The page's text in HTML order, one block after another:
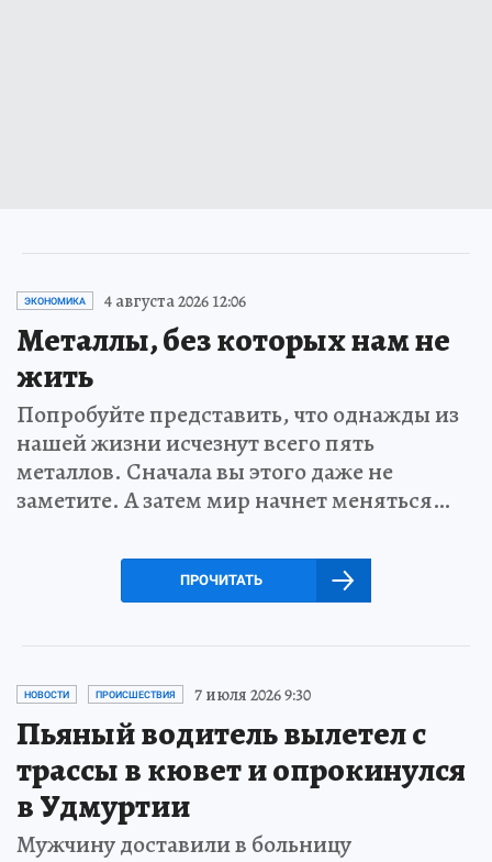
ЭКОНОМИКА 4 августа 2026 12:06
Металлы, без которых нам не
жить
Попробуйте представить, что однажды из
нашей жизни исчезнут всего пять
металлов. Сначала вы этого даже не
заметите. А затем мир начнет меняться…
ПРОЧИТАТЬ
НОВОСТИ ПРОИСШЕСТВИЯ 7 июля 2026 9:30
Пьяный водитель вылетел с
трассы в кювет и опрокинулся
в Удмуртии
Мужчину доставили в больницу